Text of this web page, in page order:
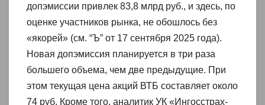
допэмиссии привлек 83,8 млрд руб., и здесь, по
оценке участников рынка, не обошлось без
«якорей» (см. “Ъ” от 17 сентября 2025 года).
Новая допэмиссия планируется в три раза
большего объема, чем две предыдущие. При
этом текущая цена акций ВТБ составляет около
74 руб. Кроме того, аналитик УК «Ингосстрах-